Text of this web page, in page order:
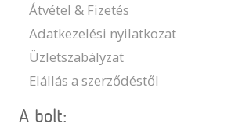
Átvétel & Fizetés
Adatkezelési nyilatkozat
Üzletszabályzat
Elállás a szerződéstől
A bolt: